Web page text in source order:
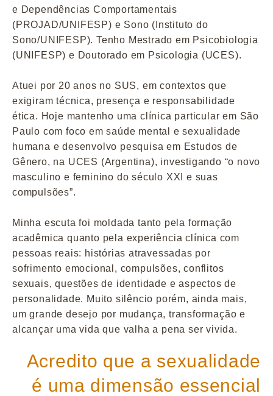
e Dependências Comportamentais
(PROJAD/UNIFESP) e Sono (Instituto do
Sono/UNIFESP). Tenho Mestrado em Psicobiologia
(UNIFESP) e Doutorado em Psicologia (UCES).
Atuei por 20 anos no SUS, em contextos que
exigiram técnica, presença e responsabilidade
ética. Hoje mantenho uma clínica particular em São
Paulo com foco em saúde mental e sexualidade
humana e desenvolvo pesquisa em Estudos de
Gênero, na UCES (Argentina), investigando “o novo
masculino e feminino do século XXI e suas
compulsões”.
Minha escuta foi moldada tanto pela formação
acadêmica quanto pela experiência clínica com
pessoas reais: histórias atravessadas por
sofrimento emocional, compulsões, conflitos
sexuais, questões de identidade e aspectos de
personalidade. Muito silêncio porém, ainda mais,
um grande desejo por mudança, transformação e
alcançar uma vida que valha a pena ser vivida.
Acredito que a sexualidade
é uma dimensão essencial